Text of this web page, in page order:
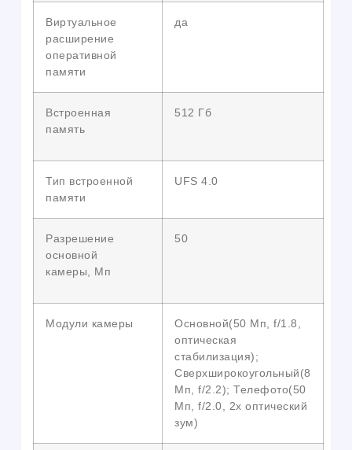
Виртуальное
расширение
оперативной
памяти
да
Встроенная
память
512 Гб
Тип встроенной
памяти
UFS 4.0
Разрешение
основной
камеры, Мп
50
Модули камеры
Основной(50 Мп, f/1.8,
оптическая
стабилизация);
Сверхширокоугольный(8
Мп, f/2.2); Телефото(50
Мп, f/2.0, 2x оптический
зум)